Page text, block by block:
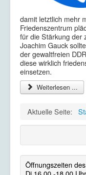
damit letztlich mehr
Friedenszentrum
für die Stärkung der
Joachim Gauck
der gewaltfreien
diese wirklich
einsetzen.
Weiterlesen ...
Aktuelle Seite:
Öffnungszeiten